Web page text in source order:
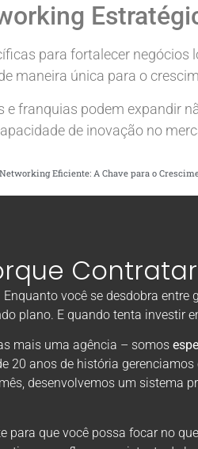
para fortalecer negócios
maneira única para o
franquias podem expandir
de inovação no
Contratar
você se desdobra
plano. E quando tenta investir
mais uma agência – somos
20 anos de história
desenvolvemos um sistema
que você possa focar no